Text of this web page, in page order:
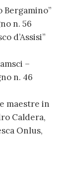
Bergamino”
n. 56
d’Assisi”
–
n. 46
maestre in
Caldera,
Onlus,